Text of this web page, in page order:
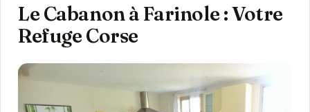
Le Cabanon à Farinole : Votre
Refuge Corse